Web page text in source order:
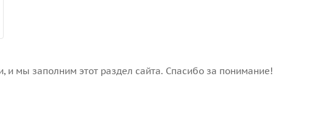
мы заполним этот раздел сайта. Спасибо за понимание!